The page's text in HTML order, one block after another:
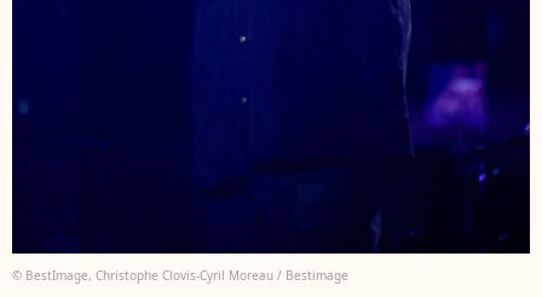
© BestImage, Christophe Clovis-Cyril Moreau / Bestimage